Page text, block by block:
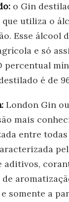
o Gin
que utiliza o
Esse álcool
e só
percentual
é de
London Gin
mais
entre todas
aditivos,
de
somente a